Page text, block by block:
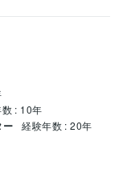
: 10年
ー 経験年数 : 20年